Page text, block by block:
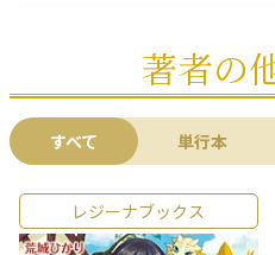
著者の
すべて 単行本
レジーナブックス